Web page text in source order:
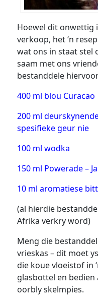
Hoewel dit onwettig
verkoop, het ‘n
wat ons in staat stel
saam met ons
bestanddele
400 ml blou Curacao
200 ml
spesifieke geur nie
100 ml wodka
150 ml Powerade –
10 ml aromatiese
(al hierdie
Afrika verkry word)
Meng die
vrieskas – dit moet
die koue vloeistof in
glasbottel en
oorbly skelmpies.